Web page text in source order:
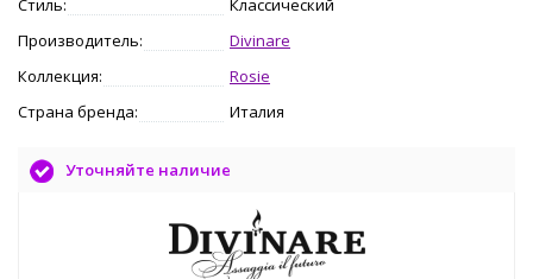
Стиль:
Классический
Производитель:
Divinare
Коллекция:
Rosie
Страна бренда:
Италия
Уточняйте наличие